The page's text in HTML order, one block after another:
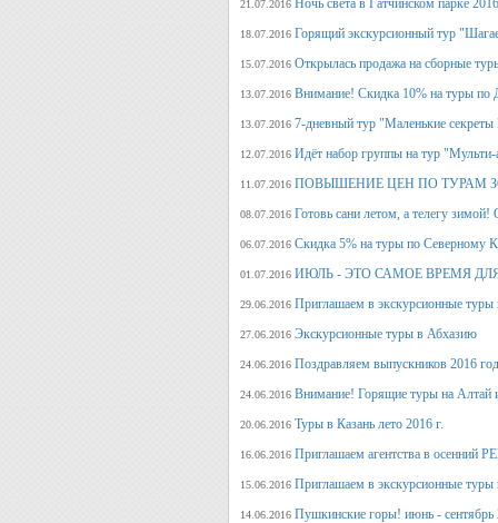
21.07.2016 Ночь света в Гатчинском парке
18.07.2016 Горящий экскурсионный тур
15.07.2016 Открылась продажа на сборные
13.07.2016 Внимание! Скидка 10% на туры по
13.07.2016 7-дневный тур "Маленькие
12.07.2016 Идёт набор группы на тур
11.07.2016 ПОВЫШЕНИЕ ЦЕН ПО ТУРАМ
08.07.2016 Готовь сани летом, а
06.07.2016 Скидка 5% на туры по Северному
01.07.2016 ИЮЛЬ - ЭТО САМОЕ ВРЕМЯ
29.06.2016 Приглашаем в экскурсионные
27.06.2016 Экскурсионные туры в Абхазию
24.06.2016 Поздравляем выпускников
24.06.2016 Внимание! Горящие туры на Алтай
20.06.2016 Туры в Казань лето 2016 г.
16.06.2016 Приглашаем агентства в
15.06.2016 Приглашаем в экскурсионные туры
14.06.2016 Пушкинские горы! июнь - сентябрь